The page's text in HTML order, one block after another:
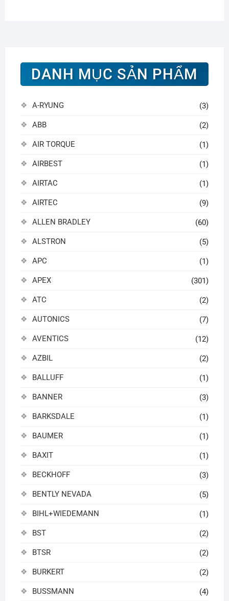
DANH MỤC SẢN PHẨM
A-RYUNG (3)
ABB (2)
AIR TORQUE (1)
AIRBEST (1)
AIRTAC (1)
AIRTEC (9)
ALLEN BRADLEY (60)
ALSTRON (5)
APC (1)
APEX (301)
ATC (2)
AUTONICS (7)
AVENTICS (12)
AZBIL (2)
BALLUFF (1)
BANNER (3)
BARKSDALE (1)
BAUMER (1)
BAXIT (1)
BECKHOFF (3)
BENTLY NEVADA (5)
BIHL+WIEDEMANN (1)
BST (2)
BTSR (2)
BURKERT (2)
BUSSMANN (4)